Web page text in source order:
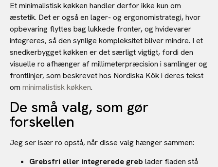
Et minimalistisk køkken handler derfor ikke kun om
æstetik. Det er også en lager- og ergonomistrategi, hvor
opbevaring flyttes bag lukkede fronter, og hvidevarer
integreres, så den synlige kompleksitet bliver mindre. I et
snedkerbygget køkken er det særligt vigtigt, fordi den
visuelle ro afhænger af millimeterpræcision i samlinger og
frontlinjer, som beskrevet hos Nordiska Kök i deres tekst
om minimalistisk køkken.
De små valg, som gør
forskellen
Jeg ser især ro opstå, når disse valg hænger sammen:
Grebsfri eller integrerede greb lader fladen stå